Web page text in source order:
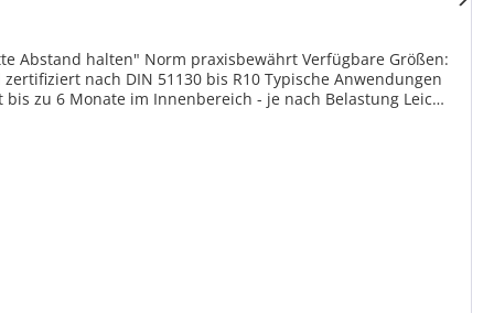
Abstand halten" Norm praxisbewährt Verfügbare Größen:
nach DIN 51130 bis R10 Typische Anwendungen
zu 6 Monate im Innenbereich - je nach Belastung Leicht